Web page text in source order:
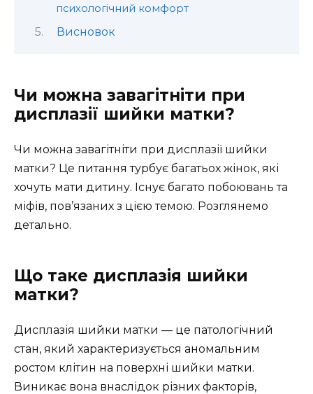
психологічний комфорт
Висновок
Чи можна завагітніти при
дисплазії шийки матки?
Чи можна завагітніти при дисплазії шийки
матки? Це питання турбує багатьох жінок, які
хочуть мати дитину. Існує багато побоювань та
міфів, пов’язаних з цією темою. Розглянемо
детально.
Що таке дисплазія шийки
матки?
Дисплазія шийки матки — це патологічний
стан, який характеризується аномальним
ростом клітин на поверхні шийки матки.
Виникає вона внаслідок різних факторів,